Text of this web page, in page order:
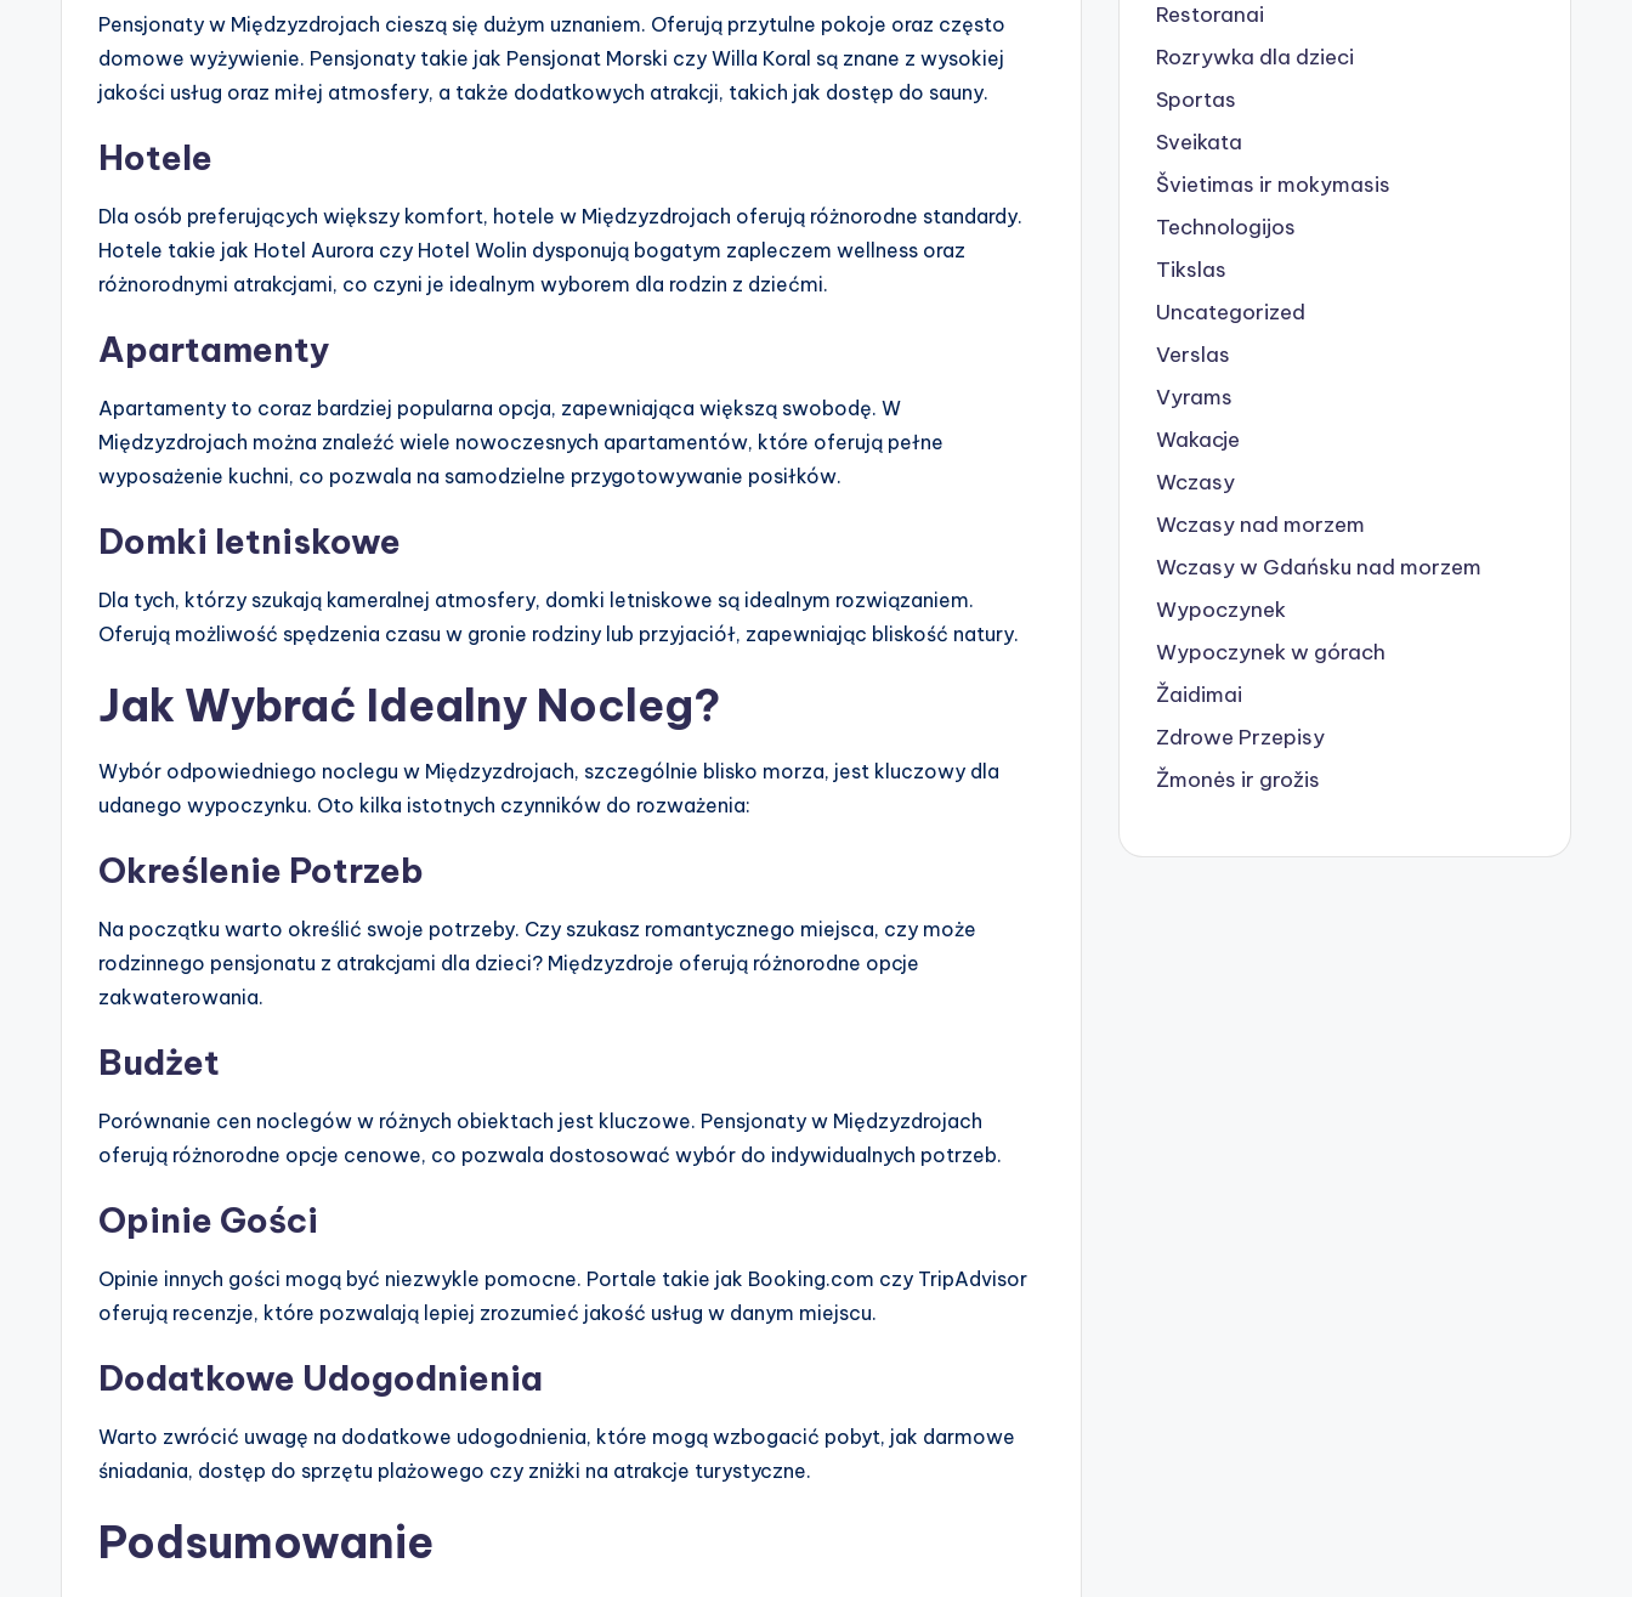
Pensjonaty w Międzyzdrojach cieszą się dużym uznaniem. Oferują przytulne pokoje oraz często
domowe wyżywienie. Pensjonaty takie jak Pensjonat Morski czy Willa Koral są znane z wysokiej
jakości usług oraz miłej atmosfery, a także dodatkowych atrakcji, takich jak dostęp do sauny.
Hotele
Dla osób preferujących większy komfort, hotele w Międzyzdrojach oferują różnorodne standardy.
Hotele takie jak Hotel Aurora czy Hotel Wolin dysponują bogatym zapleczem wellness oraz
różnorodnymi atrakcjami, co czyni je idealnym wyborem dla rodzin z dziećmi.
Apartamenty
Apartamenty to coraz bardziej popularna opcja, zapewniająca większą swobodę. W
Międzyzdrojach można znaleźć wiele nowoczesnych apartamentów, które oferują pełne
wyposażenie kuchni, co pozwala na samodzielne przygotowywanie posiłków.
Domki letniskowe
Dla tych, którzy szukają kameralnej atmosfery, domki letniskowe są idealnym rozwiązaniem.
Oferują możliwość spędzenia czasu w gronie rodziny lub przyjaciół, zapewniając bliskość natury.
Jak Wybrać Idealny Nocleg?
Wybór odpowiedniego noclegu w Międzyzdrojach, szczególnie blisko morza, jest kluczowy dla
udanego wypoczynku. Oto kilka istotnych czynników do rozważenia:
Określenie Potrzeb
Na początku warto określić swoje potrzeby. Czy szukasz romantycznego miejsca, czy może
rodzinnego pensjonatu z atrakcjami dla dzieci? Międzyzdroje oferują różnorodne opcje
zakwaterowania.
Budżet
Porównanie cen noclegów w różnych obiektach jest kluczowe. Pensjonaty w Międzyzdrojach
oferują różnorodne opcje cenowe, co pozwala dostosować wybór do indywidualnych potrzeb.
Opinie Gości
Opinie innych gości mogą być niezwykle pomocne. Portale takie jak Booking.com czy TripAdvisor
oferują recenzje, które pozwalają lepiej zrozumieć jakość usług w danym miejscu.
Dodatkowe Udogodnienia
Warto zwrócić uwagę na dodatkowe udogodnienia, które mogą wzbogacić pobyt, jak darmowe
śniadania, dostęp do sprzętu plażowego czy zniżki na atrakcje turystyczne.
Podsumowanie
Restoranai
Rozrywka dla dzieci
Sportas
Sveikata
Švietimas ir mokymasis
Technologijos
Tikslas
Uncategorized
Verslas
Vyrams
Wakacje
Wczasy
Wczasy nad morzem
Wczasy w Gdańsku nad morzem
Wypoczynek
Wypoczynek w górach
Žaidimai
Zdrowe Przepisy
Žmonės ir grožis